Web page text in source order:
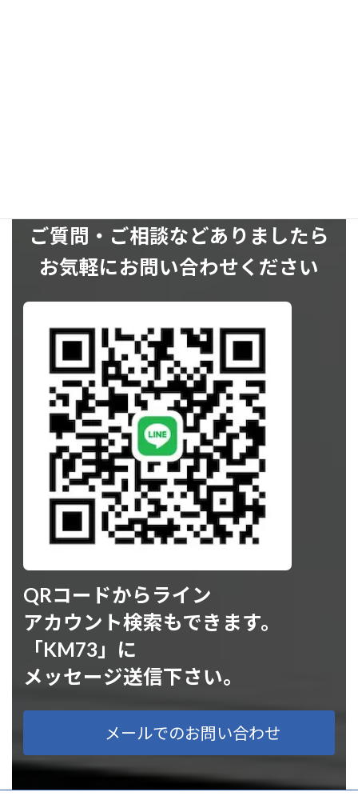
ご質問・ご相談などありましたら
お気軽にお問い合わせください
QRコードからライン
アカウント検索もできます。
「KM73」に
メッセージ送信下さい。
メールでのお問い合わせ